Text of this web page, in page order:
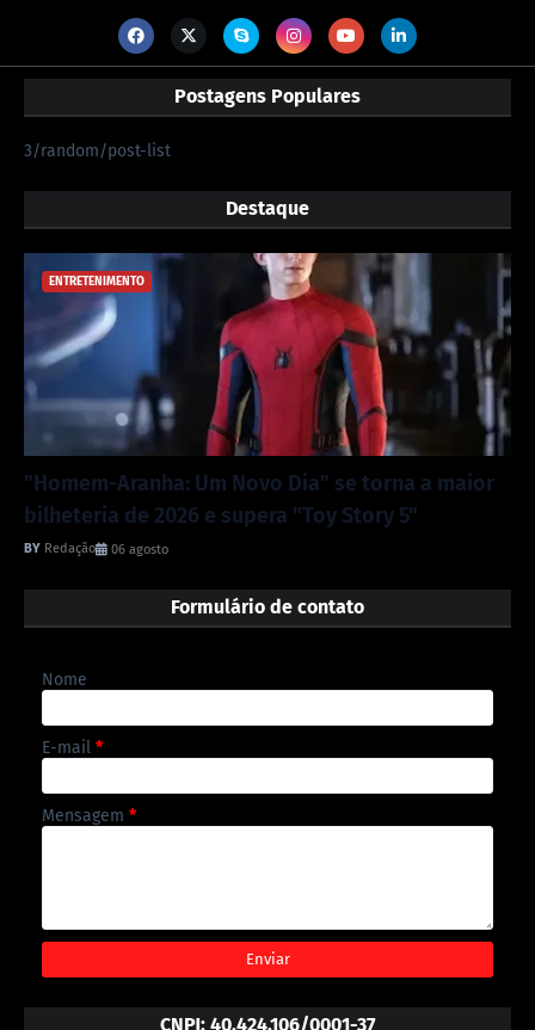
Postagens Populares
3/random/post-list
Destaque
ENTRETENIMENTO
"Homem-Aranha: Um Novo Dia" se torna a maior
bilheteria de 2026 e supera "Toy Story 5"
Redação 06 agosto
Formulário de contato
Nome
E-mail *
Mensagem *
CNPJ: 40.424.106/0001-37